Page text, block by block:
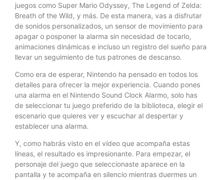
juegos como Super Mario Odyssey, The Legend of Zelda:
Breath of the Wild, y más. De esta manera, vas a disfrutar
de sonidos personalizados, un sensor de movimiento para
apagar o posponer la alarma sin necesidad de tocarlo,
animaciones dinámicas e incluso un registro del sueño para
llevar un seguimiento de tus patrones de descanso.
Como era de esperar, Nintendo ha pensado en todos los
detalles para ofrecer la mejor experiencia. Cuando pones
una alarma en el Nintendo Sound Clock Alarmo, solo has
de seleccionar tu juego preferido de la biblioteca, elegir el
escenario que quieres ver y escuchar al despertar y
establecer una alarma.
Y, como habrás visto en el vídeo que acompaña estas
líneas, el resultado es impresionante. Para empezar, el
personaje del juego que seleccionaste aparece en la
pantalla y te acompaña en silencio mientras duermes un